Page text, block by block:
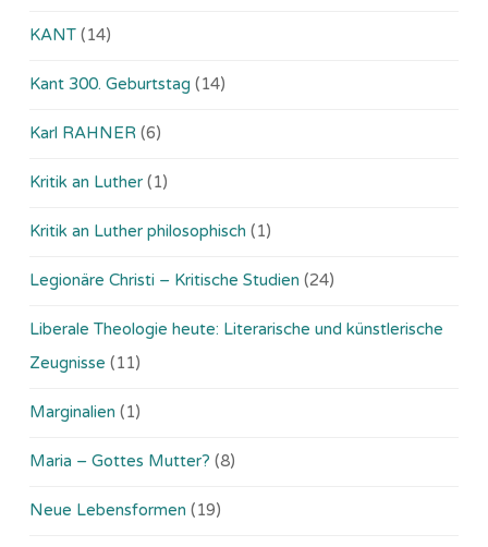
KANT (14)
Kant 300. Geburtstag (14)
Karl RAHNER (6)
Kritik an Luther (1)
Kritik an Luther philosophisch (1)
Legionäre Christi – Kritische Studien (24)
Liberale Theologie heute: Literarische und künstlerische
Zeugnisse (11)
Marginalien (1)
Maria – Gottes Mutter? (8)
Neue Lebensformen (19)